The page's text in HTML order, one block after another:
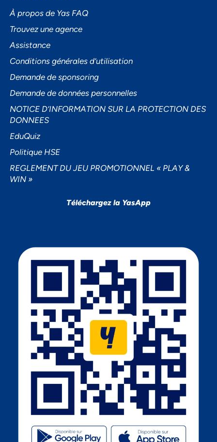
À propos de Yas FAQ
Trouvez une agence
Assistance
Conditions générales d’utilisation
Demande de sponsoring
Demande de données personnelles
NOTICE D’INFORMATION SUR LA PROTECTION DES
DONNEES
EduQuiz
Politique HSE
REGLEMENT DU JEU PROMOTIONNEL « PLAY &
WIN »
Téléchargez la YasApp
Préférences